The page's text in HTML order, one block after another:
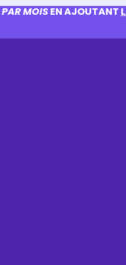
PAR MOISEN AJOUTANT